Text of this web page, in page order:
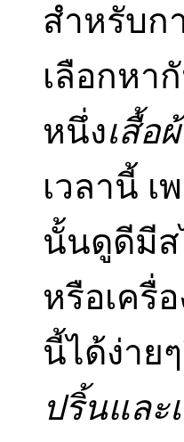
สำหรับก
เลือกหา
หนึ่งเสื้อ
เวลานี้ เ
นั้นดูดีมีส
หรือเครื่
นี้ได้ง่าย
ปริ้นและ